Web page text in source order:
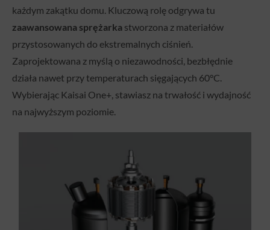
każdym zakątku domu. Kluczową rolę odgrywa tu
zaawansowana sprężarka stworzona z materiałów
przystosowanych do ekstremalnych ciśnień.
Zaprojektowana z myślą o niezawodności, bezbłędnie
działa nawet przy temperaturach sięgających 60°C.
Wybierając Kaisai One+, stawiasz na trwałość i wydajność
na najwyższym poziomie.